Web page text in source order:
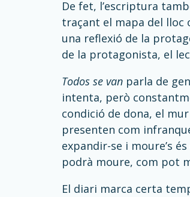
De fet, l’escriptura
traçant el mapa del lloc
una reflexió de la
de la protagonista, el
Todos se van parla de
intenta, però
condició de dona, el
presenten com
expandir-se i moure’s
podrà moure, com pot
El diari marca certa